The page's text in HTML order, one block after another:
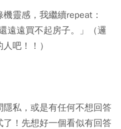
靈感，我繼續repeat：
遠遠買不起房子。」（邏
吧！！）
私，或是有任何不想回答
！先想好一個看似有回答